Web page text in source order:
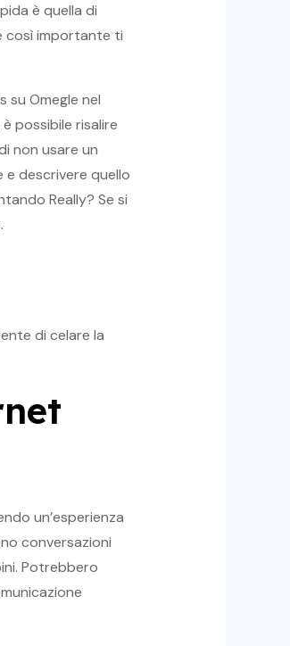
è quella di
così importante ti
su Omegle nel
possibile risalire
non usare un
e descrivere quello
Really? Se si
di celare la
un’esperienza
conversazioni
Potrebbero